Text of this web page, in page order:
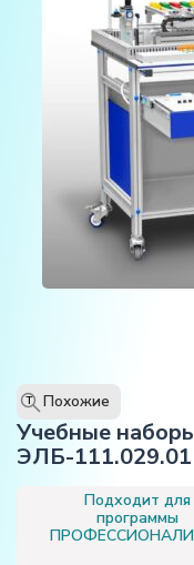
T Похожие
Учебные
ЭЛБ-111.029.01
Подходит для
программы